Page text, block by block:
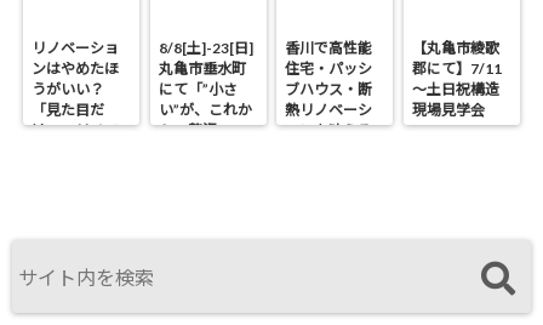
リノベーショ
ンはやめたほ
うがいい？
「見た目だ
け」のリノベ
8/8[土]-23[日]
丸亀市垂水町
にて「”小さ
い”が、これか
らの贅沢。」
香川で高性能
住宅・パッシ
ブハウス・断
熱リノベーシ
ョンを叶える
【丸亀市綾歌
郡にて】7/11
～土日祝構造
現場見学会